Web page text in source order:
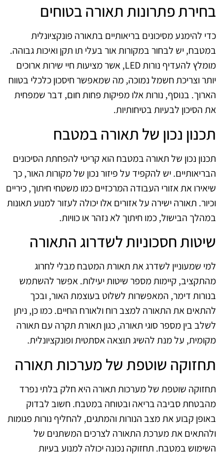
בחירת פתרונות תאורה בטוחים
כדי להימנע מסיכונים בריאותיים בתאורה פונקציונלית
במטבח, יש לבחור במקורות אור בעלי תו תקן ואיכות גבוהה.
מומלץ להעדיף נורות LED, אשר מציעות חיי שירות ארוכים
יותר וצריכת חשמל נמוכה, מה שמאפשר חיסכון כלכלי בטווח
הארוך. בנוסף, נורות אלו מפיקות פחות חום, דבר שמפחית
את הסיכון לבעיות בטיחותיות.
תכנון נכון של תאורה במטבח
תכנון נכון של תאורה במטבח הוא קריטי להפחתת הסיכונים
הבריאותיים. יש להקפיד על פיזור נכון של מקורות האור, כך
שיאירו את אזורי העבודה המרכזיים כמו משטחי חיתוך, כיריים
וכיור. תאורה ישירה על אזורים אלו יכולה לעזור למנוע תאונות
במהלך הבישול, כמו חיתוך לא נזהר או כוויות.
שיטות חסכוניות לשדרוג התאורה
למי שמעוניין לשדרג את תאורת המטבח מבלי לחרוג
מהתקציב, קיימות מספר שיטות יעילות. אפשר להשתמש
בנורות דימר, המאפשרות לשלוט בעוצמת האור, ובכך
להתאים את התאורה למצב רוח ולאורח החיים. כמו כן, ניתן
לשלב בין מספר סוגי תאורה, כגון תאורת תקרה עם תאורה
מקומית, על מנת להשיג תוצאה אסתטית ופונקציונלית.
תחזוקה שוטפת של מערכות תאורה
תחזוקה שוטפת של מערכות תאורה היא חלק בלתי נפרד
מהבטחת סביבה בריאה ובטוחה במטבח. חשוב לבדוק
באופן קבוע את מצב הנורות והמתגים, להחליף נורות פגומות
ולהתאים את מערכת התאורה לצרכים המשתנים של
השימוש במטבח. תחזוקה נכונה יכולה למנוע בעיות